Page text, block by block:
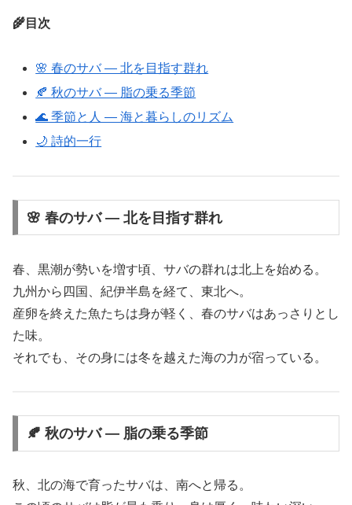
🌾目次
🌸 春のサバ ― 北を目指す群れ
🍂 秋のサバ ― 脂の乗る季節
🌊 季節と人 ― 海と暮らしのリズム
🌙 詩的一行
🌸 春のサバ ― 北を目指す群れ
春、黒潮が勢いを増す頃、サバの群れは北上を始める。
九州から四国、紀伊半島を経て、東北へ。
産卵を終えた魚たちは身が軽く、春のサバはあっさりとし
た味。
それでも、その身には冬を越えた海の力が宿っている。
🍂 秋のサバ ― 脂の乗る季節
秋、北の海で育ったサバは、南へと帰る。